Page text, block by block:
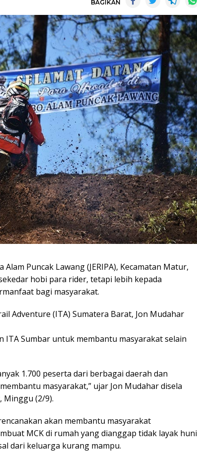
BAGIKAN
Puncak Lawang (JERIPA), Kecamatan Matur,
hobi para rider, tetapi lebih kepada
bagi masyarakat.
Adventure (ITA) Sumatera Barat, Jon Mudahar
ITA Sumbar untuk membantu masyarakat selain
1.700 peserta dari berbagai daerah dan
masyarakat,” ujar Jon Mudahar disela
Minggu (2/9).
akan membantu masyarakat
MCK di rumah yang dianggap tidak layak huni
dari keluarga kurang mampu.